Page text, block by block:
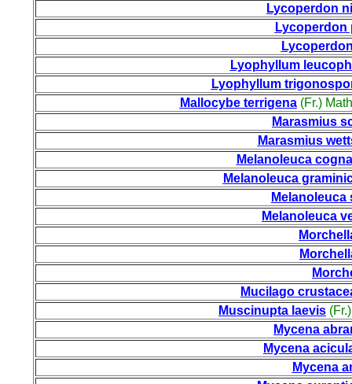
Lycoperdon
Lycoperdon
Lyophyllum
Lyophyllum
Mallocybe terrigena(Fr.)
Marasmius
Marasmius
Melanoleuca
Melanoleuca
Melanoleuca
Melanoleuca
Mucilago
Muscinupta laevis
Mycena
Mycena
Mycena